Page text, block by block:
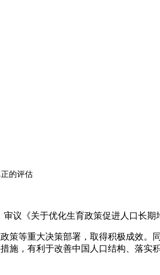
的评估
议《关于优化生育政策促进人口长期
等重大决策部署，取得积极成效。
施，有利于改善中国人口结构、落实